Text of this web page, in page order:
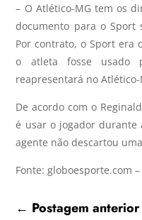
– O Atlético-MG tem os
documento para o Sport
Por contrato, o Sport era
o atleta fosse usado
reapresentará no
De acordo com o
é usar o jogador durante
agente não descartou
Fonte: globoesporte.com
← Postagem anterior